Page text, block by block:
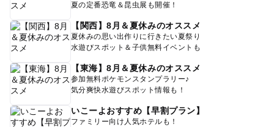
夏の定番恐竜＆昆虫展も開催！
【関西】8月＆夏休みのオススメ
夏休みの思い出作りに行きたい夏祭り
水遊びスポット＆子供無料イベントも
【東海】8月＆夏休みのオススメ
参加無料ポケモンスタンプラリー♪
気分爽快水遊びスポット情報も！
いこーよおすすめ【早割プラン】
ファミリー向け人気ホテルも！